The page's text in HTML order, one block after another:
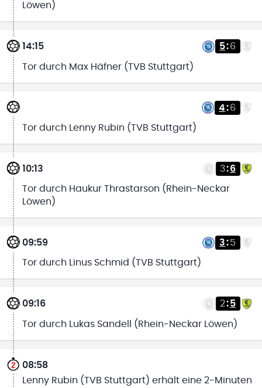
Löwen)
14:15 5:6
Tor durch Max Häfner (TVB Stuttgart)
4:6
Tor durch Lenny Rubin (TVB Stuttgart)
10:13 3:6
Tor durch Haukur Thrastarson (Rhein-Neckar
Löwen)
09:59 3:5
Tor durch Linus Schmid (TVB Stuttgart)
09:16 2:5
Tor durch Lukas Sandell (Rhein-Neckar Löwen)
08:58
Lenny Rubin (TVB Stuttgart) erhält eine 2-Minuten